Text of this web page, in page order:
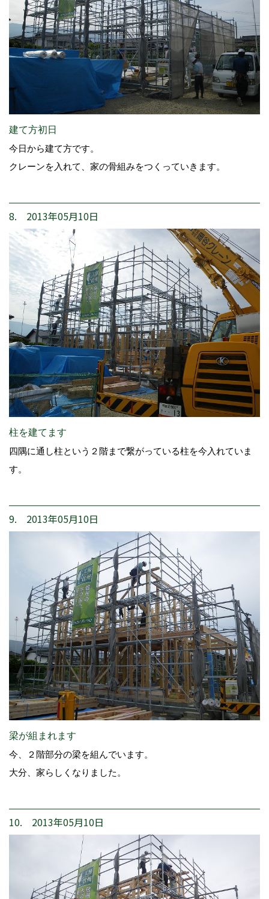
建て方初日
今日から建て方です。
クレーンを入れて、家の骨組みをつくっていきます。
8. 2013年05月10日
柱を建てます
四隅に通し柱という２階まで繋がっている柱を今入れていま
す。
9. 2013年05月10日
梁が組まれます
今、２階部分の梁を組んでいます。
大分、家らしくなりました。
10. 2013年05月10日